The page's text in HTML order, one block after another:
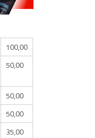
100,00
50,00
50,00
50,00
35,00